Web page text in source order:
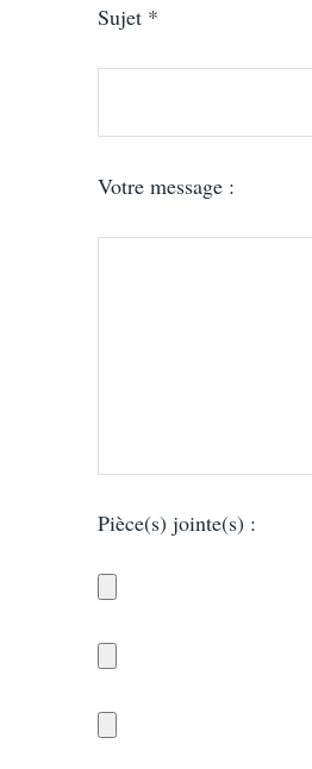
Sujet *
Votre message :
Pièce(s) jointe(s) :